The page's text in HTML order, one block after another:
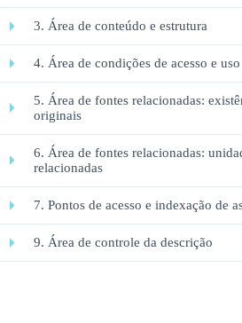
3. Área de conteúdo e estrutura
4. Área de condições de acesso e uso
5. Área de fontes relacionadas:
originais
6. Área de fontes relacionadas:
relacionadas
7. Pontos de acesso e indexação de
9. Área de controle da descrição